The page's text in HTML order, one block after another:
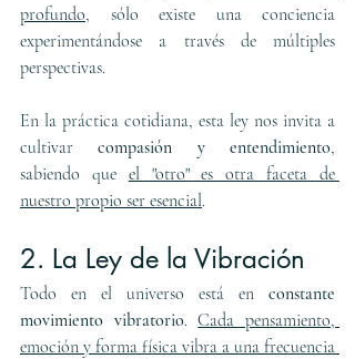
profundo, sólo existe una conciencia
experimentándose a través de múltiples
perspectivas.
En la práctica cotidiana, esta ley nos invita a
cultivar compasión y entendimiento,
sabiendo que el "otro" es otra faceta de
nuestro propio ser esencial.
2. La Ley de la Vibración
Todo en el universo está en constante
movimiento vibratorio. Cada pensamiento,
emoción y forma física vibra a una frecuencia